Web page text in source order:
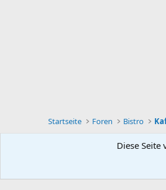
Startseite Foren Bistro
Deutsch [Du]Diese